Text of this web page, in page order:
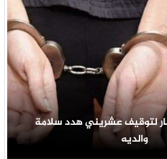
لتوقيف عشريني هدد سلامة
والديه